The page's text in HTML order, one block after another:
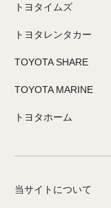
トヨタイムズ
トヨタレンタカー
TOYOTA SHARE
TOYOTA MARINE
トヨタホーム
当サイトについて